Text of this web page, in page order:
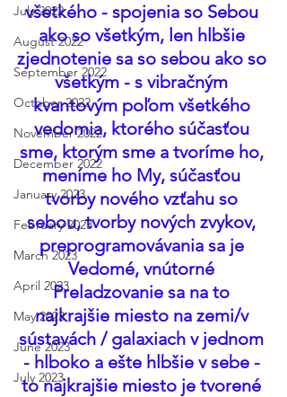
July 2022
August 2022
September 2022
October 2022
November 2022
December 2022
January 2023
February 2023
March 2023
April 2023
May 2023
June 2023
July 2023
všetkého - spojenia so Sebou
ako so všetkým, len hlbšie
zjednotenie sa so sebou ako so
všetkým - s vibračným
kvantovým poľom všetkého
vedomia, ktorého súčasťou
sme, ktorým sme a tvoríme ho,
meníme ho My, súčasťou
tvorby nového vzťahu so
sebou, tvorby nových zvykov,
preprogramovávania sa je
Vedomé, vnútorné
Preladzovanie sa na to
najkrajšie miesto na zemi/v
sústavách / galaxiach v jednom
- hlboko a ešte hlbšie v sebe -
to najkrajšie miesto je tvorené